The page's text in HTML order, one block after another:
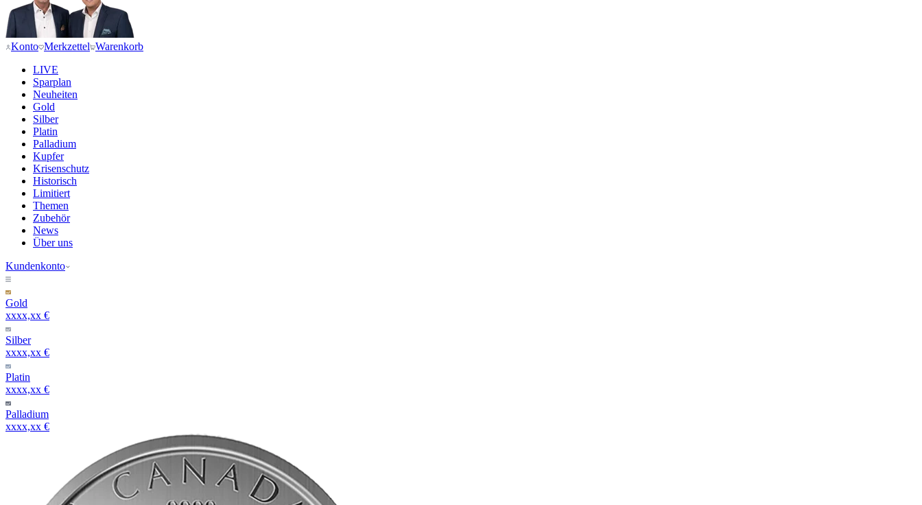
Konto Merkzettel Warenkorb
LIVE
Sparplan
Neuheiten
Gold
Silber
Platin
Palladium
Kupfer
Krisenschutz
Historisch
Limitiert
Themen
Zubehör
News
Über uns
Kundenkonto
Gold
xxxx,xx €
Silber
xxxx,xx €
Platin
xxxx,xx €
Palladium
xxxx,xx €